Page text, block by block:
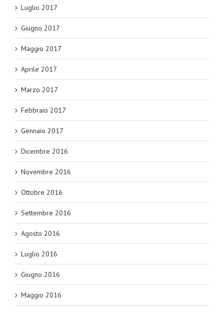
Luglio 2017
Giugno 2017
Maggio 2017
Aprile 2017
Marzo 2017
Febbraio 2017
Gennaio 2017
Dicembre 2016
Novembre 2016
Ottobre 2016
Settembre 2016
Agosto 2016
Luglio 2016
Giugno 2016
Maggio 2016